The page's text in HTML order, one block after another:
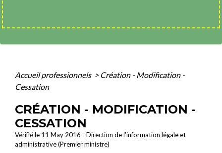
Accueil professionnels > Création - Modification -
Cessation
CRÉATION - MODIFICATION -
CESSATION
Vérifié le 11 May 2016 - Direction de l'information légale et
administrative (Premier ministre)